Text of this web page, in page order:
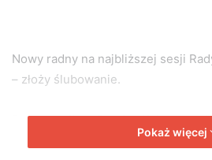
Nowy radny na najbliższej sesji
– złoży ślubowanie.
Przypomnijmy, Damian Kula
Strzeleckiego, który złożył
Pokaż więcej